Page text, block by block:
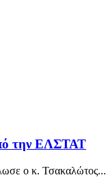
την ΕΛΣΤΑΤ
ο κ. Τσακαλώτος...